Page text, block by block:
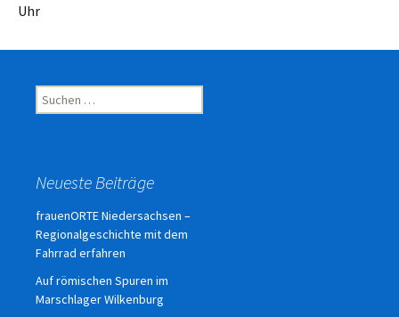
Uhr
Suchen
nach:
Neueste Beiträge
frauenORTE Niedersachsen –
Regionalgeschichte mit dem
Fahrrad erfahren
Auf römischen Spuren im
Marschlager Wilkenburg